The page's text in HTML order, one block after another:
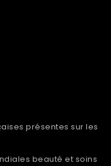
présentes sur les
beauté et soins